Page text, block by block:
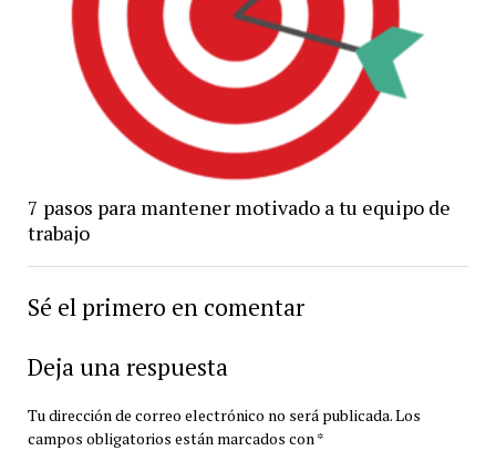
7 pasos para mantener motivado a tu equipo de
trabajo
Sé el primero en comentar
Deja una respuesta
Tu dirección de correo electrónico no será publicada.Los
campos obligatorios están marcados con*